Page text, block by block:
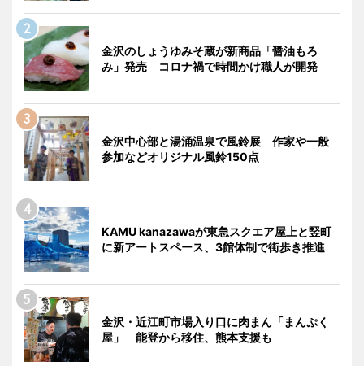
金沢のしょうゆみそ蔵が新商品「醤油もろ
み」発売 コロナ禍で時間かけ職人が開発
金沢中心部と湯涌温泉で風鈴展 作家や一般
参加などオリジナル風鈴150点
KAMU kanazawaが東急スクエア屋上と竪町
に新アートスペース、3館体制で街歩き推進
金沢・近江町市場入り口に肉まん「まんぷく
屋」 能登から移住、熊本支援も